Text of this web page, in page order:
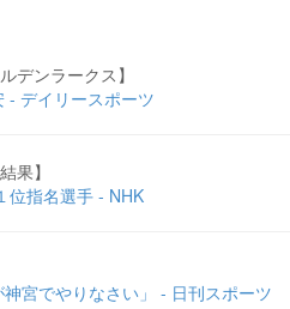
デンラークス】
- デイリースポーツ
果】
位指名選手 - NHK
宮でやりなさい」 - 日刊スポーツ